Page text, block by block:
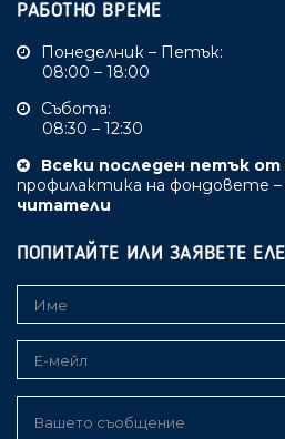
РАБОТНО ВРЕМЕ
Понеделник – Петък:
08:00 – 18:00
Събота:
08:30 – 12:30
Всеки последен петък от
профилактика на фондовете –
читатели
ПОПИТАЙТЕ ИЛИ ЗАЯВЕТЕ